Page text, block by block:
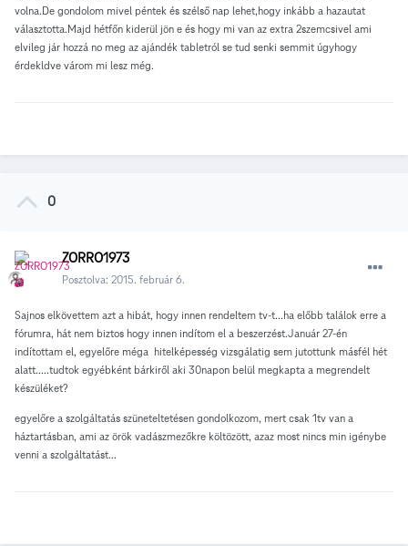
volna.De gondolom mivel péntek és szélső nap lehet,hogy inkább a hazautat
választotta.Majd hétfőn kiderül jön e és hogy mi van az extra 2szemcsivel ami
elvileg jár hozzá no meg az ajándék tabletról se tud senki semmit úgyhogy
érdekldve várom mi lesz még.
0
ZORRO1973
Posztolva: 2015. február 6.
Sajnos elkövettem azt a hibát, hogy innen rendeltem tv-t...ha előbb találok erre a
fórumra, hát nem biztos hogy innen indítom el a beszerzést.Január 27-én
indítottam el, egyelőre méga hitelképesség vizsgálatig sem jutottunk másfél hét
alatt.....tudtok egyébként bárkiről aki 30napon belül megkapta a megrendelt
készüléket?
egyelőre a szolgáltatás szüneteltetésen gondolkozom, mert csak 1tv van a
háztartásban, ami az örök vadászmezőkre költözött, azaz most nincs min igénybe
venni a szolgáltatást...